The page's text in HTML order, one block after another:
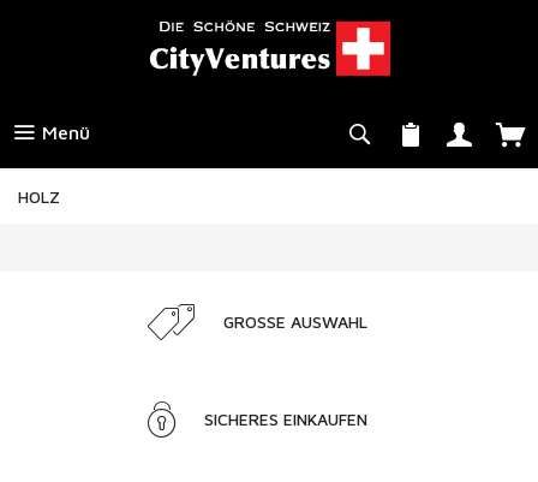
Menü
HOLZ
GROSSE AUSWAHL
SICHERES EINKAUFEN